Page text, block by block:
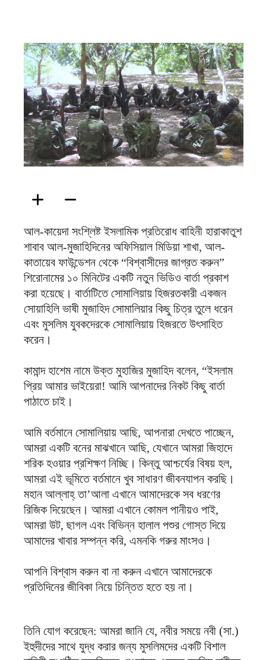
আল-কায়েদা সংশ্লিষ্ট ইসলামিক প্রতিরোধ বাহিনী হারাকাতুশ
শাবাব আল-মুজাহিদিনের অফিসিয়াল মিডিয়া শাখা, আল-
কাতায়েব ফাউন্ডেশন থেকে “বিশ্বাসীদের জাগ্রত করুন”
শিরোনামের ১০ মিনিটের একটি নতুন ভিডিও বার্তা প্রকাশ
করা হয়েছে। বার্তাটিতে সোমালিয়ায় হিজরতকারী একজন
সোয়াহিলি ভাষী মুজাহিদ সোমালিয়ার কিছু চিত্র তুলে ধরেন
এবং মুসলিম যুবকদেরকে সোমালিয়ায় হিজরতে উৎসাহিত
করেন।
কামান্দ হাশেম নামে উক্ত মুহাজির মুজাহিদ বলেন, “ইসলাম
প্রিয় আমার ভাইয়েরা! আমি আপনাদের নিকট কিছু বার্তা
পাঠাতে চাই।
আমি বর্তমানে সোমালিয়ায় আছি, আপনারা দেখতে পাচ্ছেন,
আমরা একটি বনের মাঝখানে আছি, যেখানে আমরা জিহাদে
শরিক হওয়ার প্রশিক্ষণ নিচ্ছি। কিন্তু আশ্চর্যের বিষয় হল,
আমরা এই ভূমিতে বর্তমানে খুব সাধারণ জীবনযাপন করছি।
মহান আল্লাহ্ তা’আলা এখানে আমাদেরকে সব ধরণের
রিজিক দিয়েছেন। আমরা এখানে কোমল পানীয়ও পাই,
আমরা উট, ছাগল এবং বিভিন্ন হালাল পশুর গোস্ত দিয়ে
আমাদের খাবার সম্পন্ন করি, এমনকি গরুর মাংসও।
আপনি বিশ্বাস করুন বা না করুন এখানে আমাদেরকে
প্রতিদিনের জীবিকা নিয়ে চিন্তিত হতে হয় না।
তিনি যোগ করেছেন: আমরা জানি যে, নবীর সময়ে নবী (সা.)
ইহুদীদের সাথে যুদ্ধ করার জন্য মুসলিমদের একটি বিশাল